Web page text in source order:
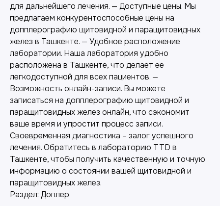
для дальнейшего лечения. — Доступные цены. Мы
предлагаем конкурентоспособные цены на
допплерографию щитовидной и паращитовидных
желез в Ташкенте. — Удобное расположение
лаборатории. Наша лаборатория удобно
расположена в Ташкенте, что делает ее
легкодоступной для всех пациентов. —
Возможность онлайн-записи. Вы можете
записаться на допплерографию щитовидной и
паращитовидных желез онлайн, что сэкономит
ваше время и упростит процесс записи.
Своевременная диагностика – залог успешного
лечения. Обратитесь в лабораторию TTD в
Ташкенте, чтобы получить качественную и точную
информацию о состоянии вашей щитовидной и
паращитовидных желез.
Раздел: Доплер
Лабораторная диагностика
Точные анализы для контроля здоровья и
выявления заболеваний.